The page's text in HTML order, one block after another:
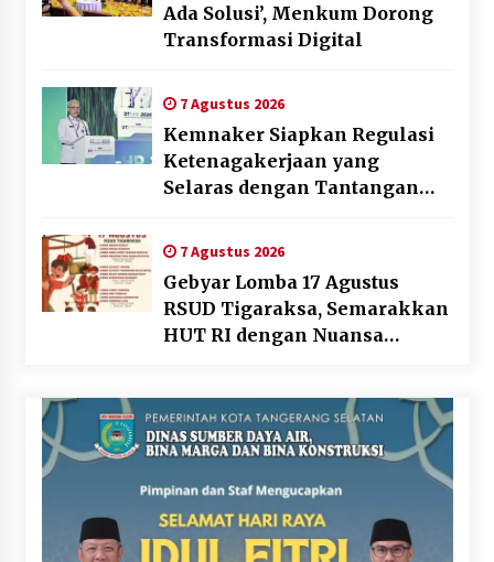
Ada Solusi’, Menkum Dorong
Transformasi Digital
7 Agustus 2026
Kemnaker Siapkan Regulasi
Ketenagakerjaan yang
Selaras dengan Tantangan
7 Agustus 2026
Gebyar Lomba 17 Agustus
RSUD Tigaraksa, Semarakkan
HUT RI dengan Nuansa